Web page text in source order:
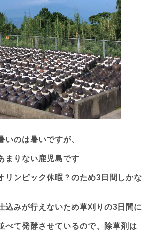
いのは暑いですが、
まりない鹿児島です
リンピック休暇？のため3 日間しかな
込みが行えないため草刈りの3 日間に
べて発酵させているので、除草剤は